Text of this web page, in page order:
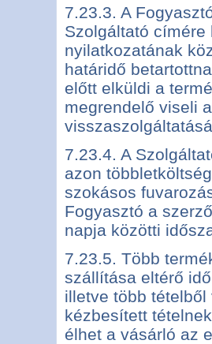
7.23.3. A
Szolgáltató
nyilatkozatának
határidő
előtt elküldi a
megrendelő viseli
7.23.4. A
azon
szokásos
Fogyasztó a
napja közötti
7.23.5. Több
szállítása eltérő
illetve több
kézbesített
élhet a vásárló az